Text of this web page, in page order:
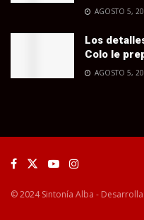
AGOSTO 5,
Los
Colo le
AGOSTO 5,
© 2024 Sintonía Alba -